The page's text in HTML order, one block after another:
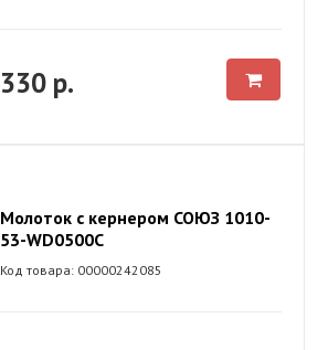
330 р.
Молоток с кернером СОЮЗ 1010-
53-WD0500C
Код товара: 00000242085